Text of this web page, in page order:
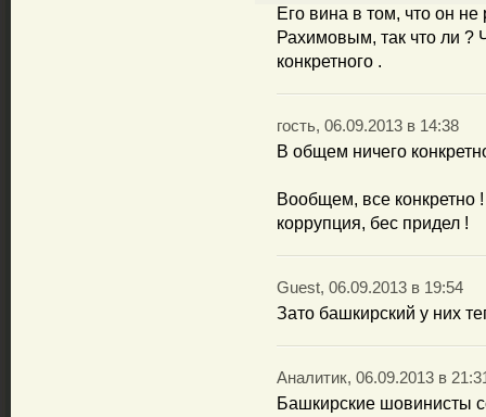
Его вина в том, что он не
Рахимовым, так что ли ?
конкретного .
гость, 06.09.2013 в 14:38
В общем ничего
Вообщем, все конкретно
коррупция, бес придел !
Guest, 06.09.2013 в 19:54
Зато башкирский у них
Аналитик, 06.09.2013 в
Башкирские шовинисты